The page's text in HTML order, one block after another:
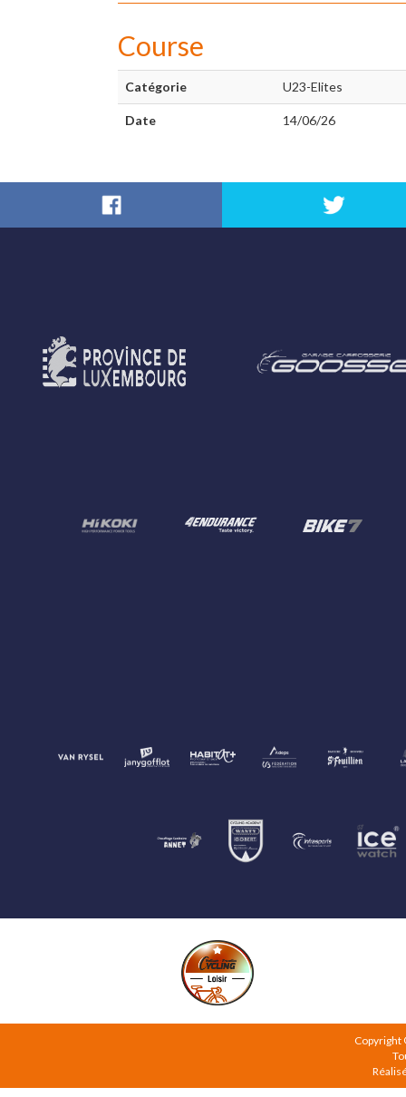
Course
Catégorie U23-Elites
Date 14/06/26